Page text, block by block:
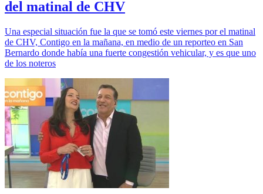
del matinal de CHV
Una especial situación fue la que se tomó este viernes por el matinal
de CHV, Contigo en la mañana, en medio de un reporteo en San
Bernardo donde había una fuerte congestión vehicular, y es que uno
de los noteros